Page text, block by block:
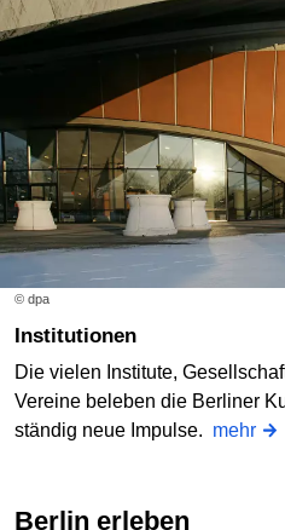
© dpa
Institutionen
Die vielen Institute,
Vereine beleben die Berliner
ständig neue Impulse. mehr
Berlin erleben